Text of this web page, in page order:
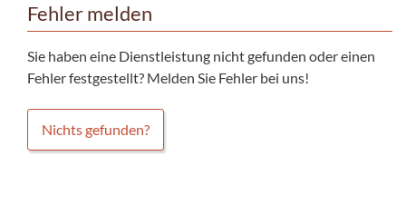
Fehler melden
Sie haben eine Dienstleistung nicht gefunden oder einen
Fehler festgestellt? Melden Sie Fehler bei uns!
Nichts gefunden?